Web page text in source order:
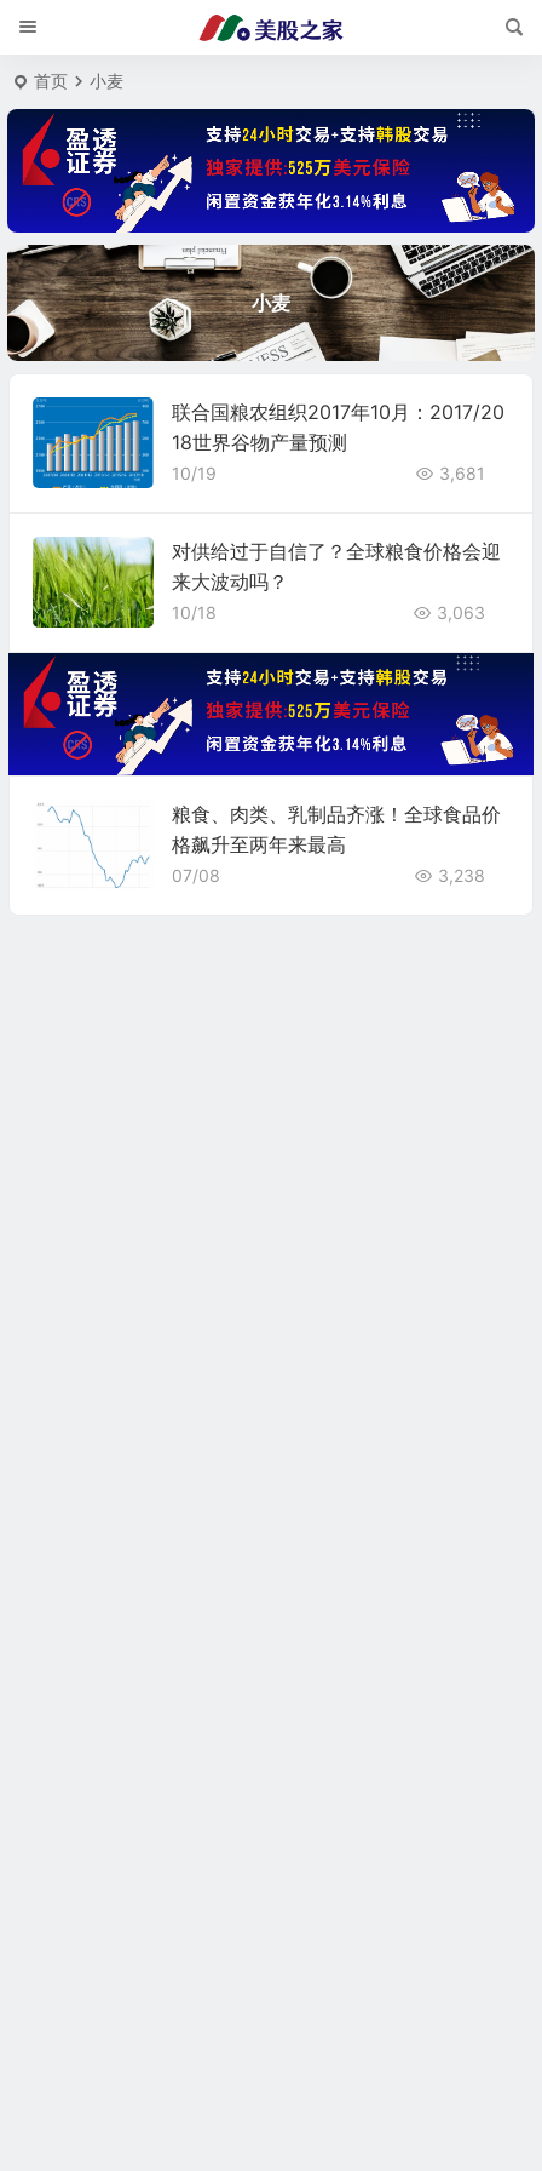
首页 小麦
小麦
联合国粮农组织2017年10月：2017/20
18世界谷物产量预测
10/19 3,681
对供给过于自信了？全球粮食价格会迎
来大波动吗？
10/18 3,063
粮食、肉类、乳制品齐涨！全球食品价
格飙升至两年来最高
07/08 3,238